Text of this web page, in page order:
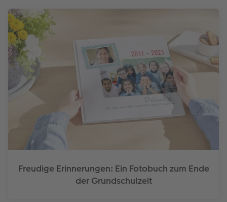
Freudige Erinnerungen: Ein Fotobuch zum Ende
der Grundschulzeit